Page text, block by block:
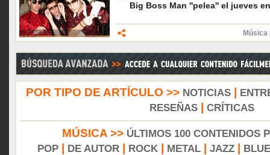
Big Boss Man ''pelea'' el jueves
Música
POR TIPO DE ARTÍCULO >> NOTICIAS|
RESEÑAS| CRÍTICAS
MÚSICA >> ÚLTIMOS 100 CONTENIDOS
POP
DE AUTOR ROCK METAL JAZZ